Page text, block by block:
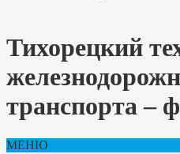
Тихорецкий
транспорта –
МЕНЮ